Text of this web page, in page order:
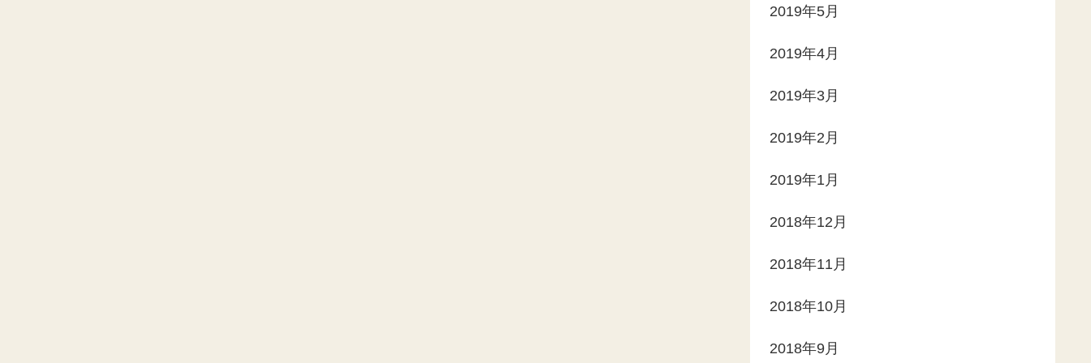
2019年5月
2019年4月
2019年3月
2019年2月
2019年1月
2018年12月
2018年11月
2018年10月
2018年9月